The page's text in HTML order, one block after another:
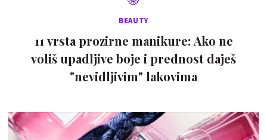
BEAUTY
11 vrsta prozirne manikure: Ako ne
voliš upadljive boje i prednost daješ
"nevidljivim" lakovima